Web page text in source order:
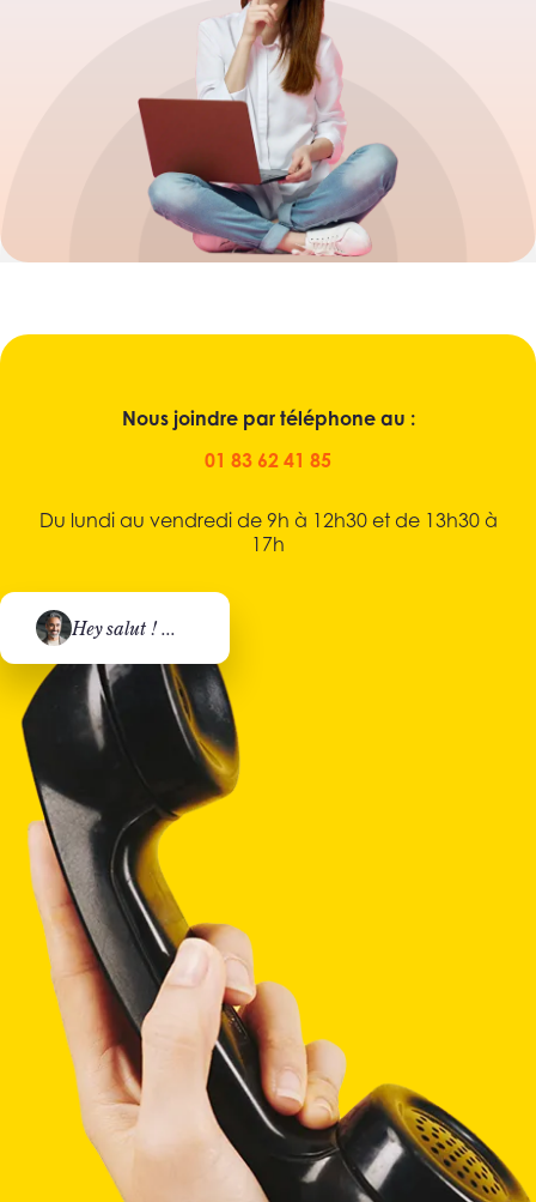
Hey salut ! ...
Nous joindre par téléphone au :
01 83 62 41 85
Du lundi au vendredi de 9h à 12h30 et de 13h30 à
17h